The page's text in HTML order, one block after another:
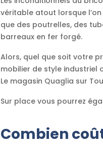
véritable atout lorsque
que des poutrelles, des
barreaux en fer forgé.
Alors, quel que soit votre
mobilier de style industriel
Le magasin Quaglia sur
Sur place vous pourrez
Combien